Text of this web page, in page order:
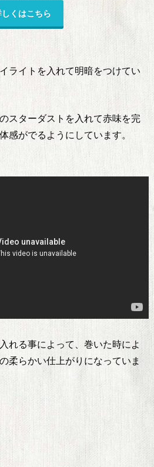
しくはこちら
ライトを入れて明暗をつけてい
スターダストを入れて赤味を完
感がでるようにしています。
れる事によって、巻いた時によ
柔らかい仕上がりになっていま